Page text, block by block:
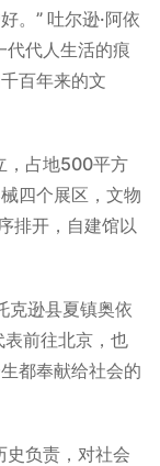
。” 吐尔逊·阿依
代代人生活的痕
百年来的文
，占地500平方
四个展区，文物
排开，自建馆以
克逊县夏镇奥依
前往北京，也
都奉献给社会的
史负责，对社会